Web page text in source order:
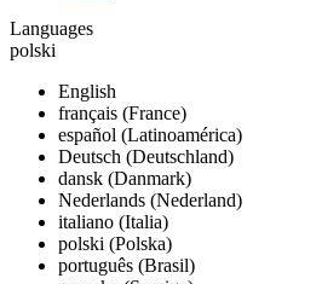
Languages
polski
English
français (France)
español (Latinoamérica)
Deutsch (Deutschland)
dansk (Danmark)
Nederlands (Nederland)
italiano (Italia)
polski (Polska)
português (Brasil)